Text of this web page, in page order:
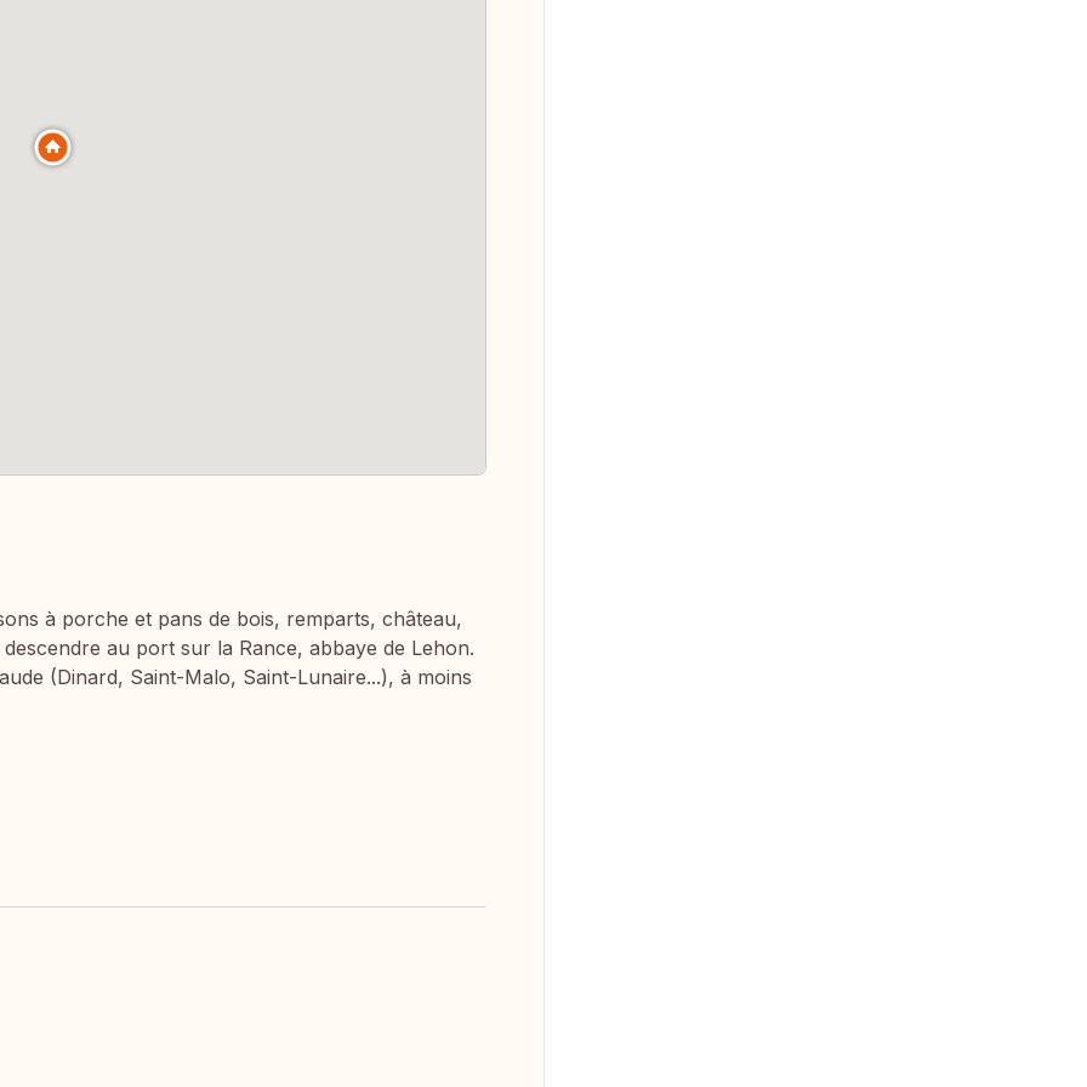
à porche et pans de bois, remparts, château,
au port sur la Rance, abbaye de Lehon.
(Dinard, Saint-Malo, Saint-Lunaire...), à moins